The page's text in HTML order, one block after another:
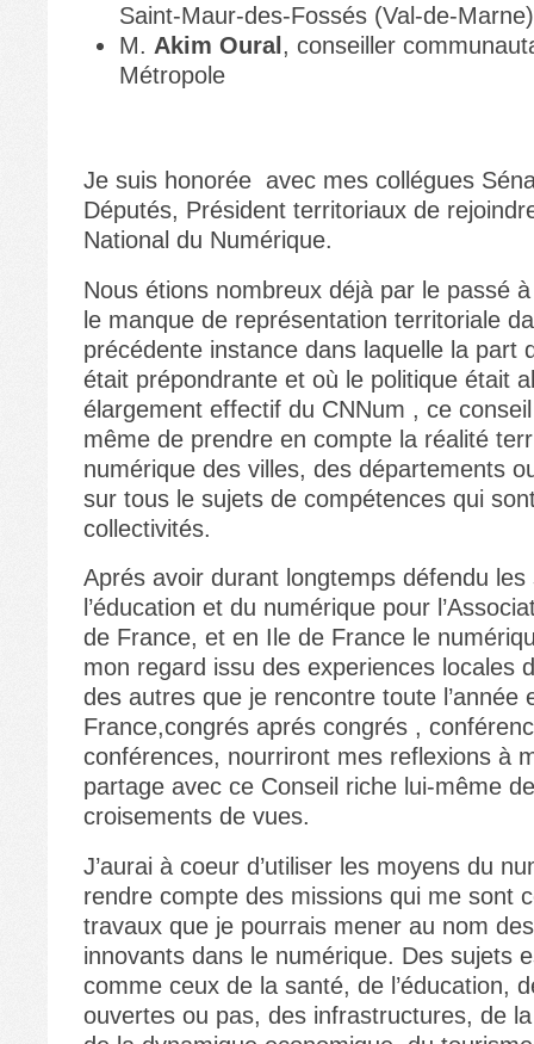
Saint-Maur-des-Fossés (Val-de-
M. Akim Oural , conseiller
Métropole
Je suis honorée avec mes collégues
Députés, Président territoriaux de
National du Numérique.
Nous étions nombreux déjà par le passé
le manque de représentation territoriale
précédente instance dans laquelle la part
était prépondrante et où le politique était
élargement effectif du CNNum , ce
même de prendre en compte la réalité
numérique des villes, des départements
sur tous le sujets de compétences qui
collectivités.
Aprés avoir durant longtemps défendu les
l’éducation et du numérique pour
de France, et en Ile de France le
mon regard issu des experiences locales
des autres que je rencontre toute l’année
France,congrés aprés congrés ,
conférences, nourriront mes reflexions à
partage avec ce Conseil riche lui-même
croisements de vues.
J’aurai à coeur d’utiliser les moyens du
rendre compte des missions qui me sont
travaux que je pourrais mener au nom
innovants dans le numérique. Des sujets
comme ceux de la santé, de l’éducation,
ouvertes ou pas, des infrastructures, de